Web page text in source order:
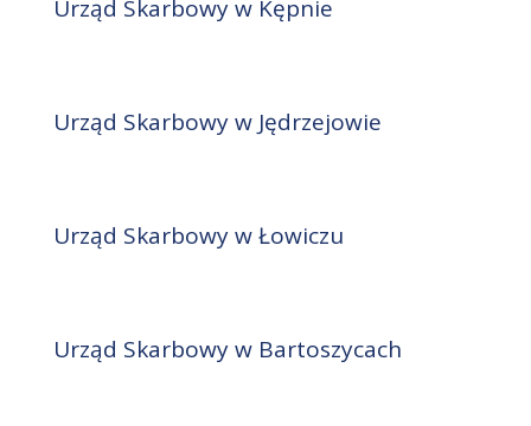
Urząd Skarbowy w Kępnie
Urząd Skarbowy w Jędrzejowie
Urząd Skarbowy w Łowiczu
Urząd Skarbowy w Bartoszycach